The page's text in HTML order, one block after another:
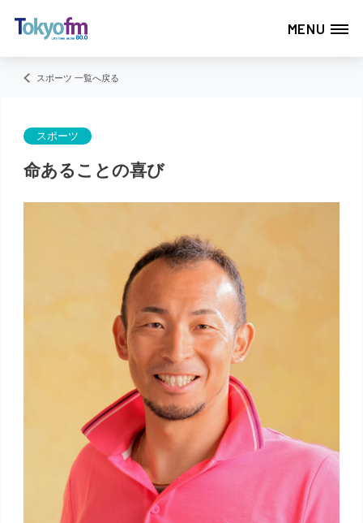
MENU
スポーツ 一覧へ戻る
スポーツ
命あることの喜び